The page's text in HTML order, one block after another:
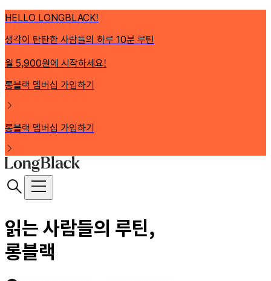
HELLO LONGBLACK!
생각이 탄탄한 사람들의 하루 10분 루틴
월 5,900원에 시작하세요!
롱블랙 멤버십 가입하기
롱블랙 멤버십 가입하기
읽는 사람들의 루틴,
롱블랙